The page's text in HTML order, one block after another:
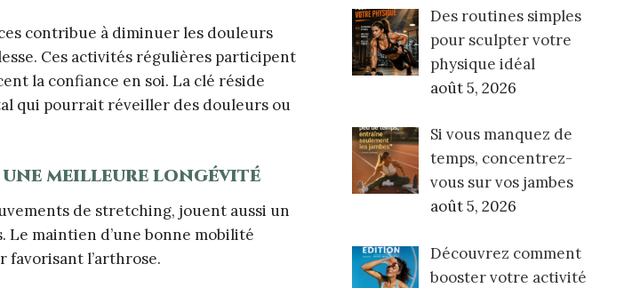
contribue à diminuer les douleurs
Ces activités régulières participent
la confiance en soi. La clé réside
qui pourrait réveiller des douleurs ou
meilleure longévité
de stretching, jouent aussi un
maintien d’une bonne mobilité
favorisant l’arthrose.
Des routines simples
pour sculpter votre
physique idéal
août 5, 2026
Si vous manquez de
temps, concentrez-
vous sur vos jambes
août 5, 2026
Découvrez comment
booster votre activité